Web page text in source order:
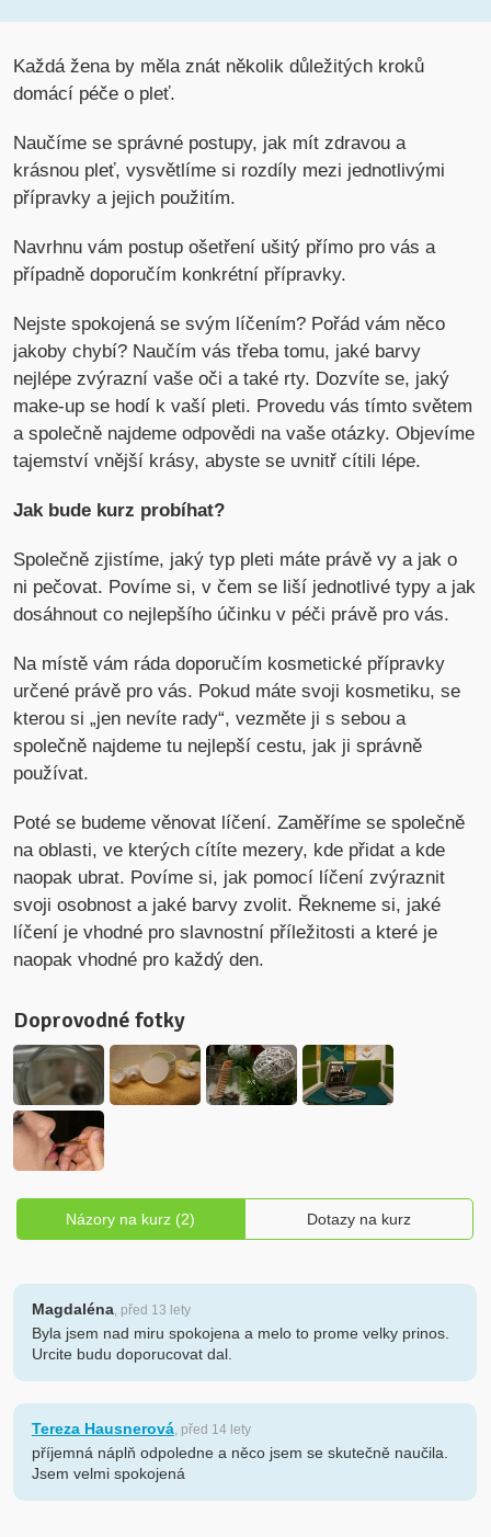
Každá žena by měla znát několik důležitých kroků
domácí péče o pleť.
Naučíme se správné postupy, jak mít zdravou a
krásnou pleť, vysvětlíme si rozdíly mezi jednotlivými
přípravky a jejich použitím.
Navrhnu vám postup ošetření ušitý přímo pro vás a
případně doporučím konkrétní přípravky.
Nejste spokojená se svým líčením? Pořád vám něco
jakoby chybí? Naučím vás třeba tomu, jaké barvy
nejlépe zvýrazní vaše oči a také rty. Dozvíte se, jaký
make-up se hodí k vaší pleti. Provedu vás tímto světem
a společně najdeme odpovědi na vaše otázky. Objevíme
tajemství vnější krásy, abyste se uvnitř cítili lépe.
Jak bude kurz probíhat?
Společně zjistíme, jaký typ pleti máte právě vy a jak o
ni pečovat. Povíme si, v čem se liší jednotlivé typy a jak
dosáhnout co nejlepšího účinku v péči právě pro vás.
Na místě vám ráda doporučím kosmetické přípravky
určené právě pro vás. Pokud máte svoji kosmetiku, se
kterou si „jen nevíte rady“, vezměte ji s sebou a
společně najdeme tu nejlepší cestu, jak ji správně
používat.
Poté se budeme věnovat líčení. Zaměříme se společně
na oblasti, ve kterých cítíte mezery, kde přidat a kde
naopak ubrat. Povíme si, jak pomocí líčení zvýraznit
svoji osobnost a jaké barvy zvolit. Řekneme si, jaké
líčení je vhodné pro slavnostní příležitosti a které je
naopak vhodné pro každý den.
Doprovodné fotky
Názory na kurz (2) Dotazy na kurz
Magdaléna, před 13 lety
Byla jsem nad miru spokojena a melo to prome velky prinos.
Urcite budu doporucovat dal.
Tereza Hausnerová, před 14 lety
příjemná náplň odpoledne a něco jsem se skutečně naučila.
Jsem velmi spokojená